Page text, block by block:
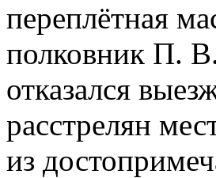
переплётная
полковник П.
отказался
расстрелян
из